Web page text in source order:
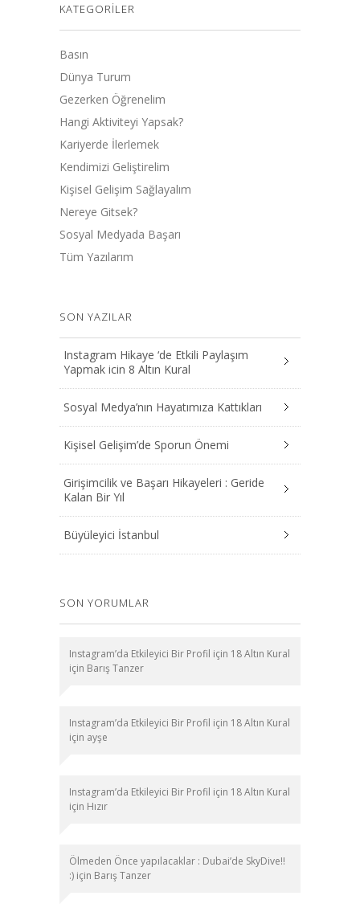
KATEGORILER
Basın
Dünya Turum
Gezerken Öğrenelim
Hangi Aktiviteyi Yapsak?
Kariyerde İlerlemek
Kendimizi Geliştirelim
Kişisel Gelişim Sağlayalım
Nereye Gitsek?
Sosyal Medyada Başarı
Tüm Yazılarım
SON YAZILAR
Instagram Hikaye ‘de Etkili Paylaşım
Yapmak icin 8 Altın Kural
Sosyal Medya’nın Hayatımıza Kattıkları
Kişisel Gelişim’de Sporun Önemi
Girişimcilik ve Başarı Hikayeleri : Geride
Kalan Bir Yıl
Büyüleyici İstanbul
SON YORUMLAR
Instagram’da Etkileyici Bir Profil için 18 Altın Kural
için Barış Tanzer
Instagram’da Etkileyici Bir Profil için 18 Altın Kural
için ayşe
Instagram’da Etkileyici Bir Profil için 18 Altın Kural
için Hızır
Ölmeden Önce yapılacaklar : Dubai’de SkyDive!!
:) için Barış Tanzer